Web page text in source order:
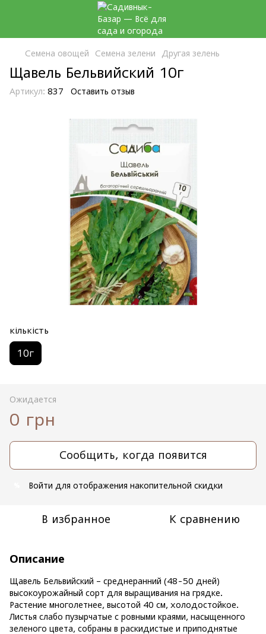
Семена овощей Семена зелени Другая зелень
Щавель Бельвийский 10г
Артикул: 837 Оставить отзыв
кількість
10г
Ожидается
0 грн
Сообщить, когда появится
Войти для отображения накопительной скидки
В избранное К сравнению
Описание
Щавель Бельвийский – среднеранний (48-50 дней)
высокоурожайный сорт для выращивания на грядке.
Растение многолетнее, высотой 40 см, холодостойкое.
Листья слабо пузырчатые с ровными краями, насыщенного
зеленого цвета, собраны в раскидистые и приподнятые